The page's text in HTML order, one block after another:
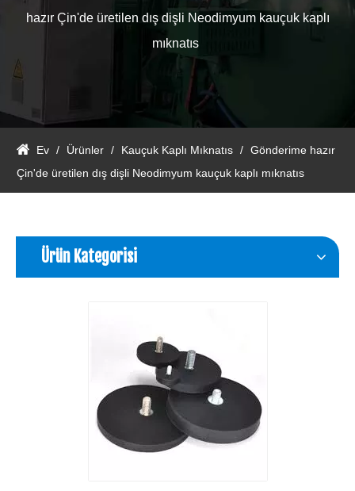
hazır Çin'de üretilen dış dişli Neodimyum kauçuk kaplı
mıknatıs
Ev / Ürünler / Kauçuk Kaplı Mıknatıs / Gönderime hazır
Çin'de üretilen dış dişli Neodimyum kauçuk kaplı mıknatıs
Ürün Kategorisi